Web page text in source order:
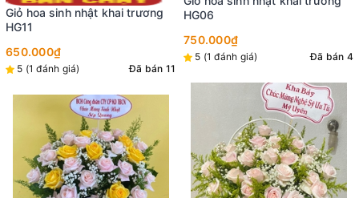
HG06
5 (1 đánh giá)
tranh